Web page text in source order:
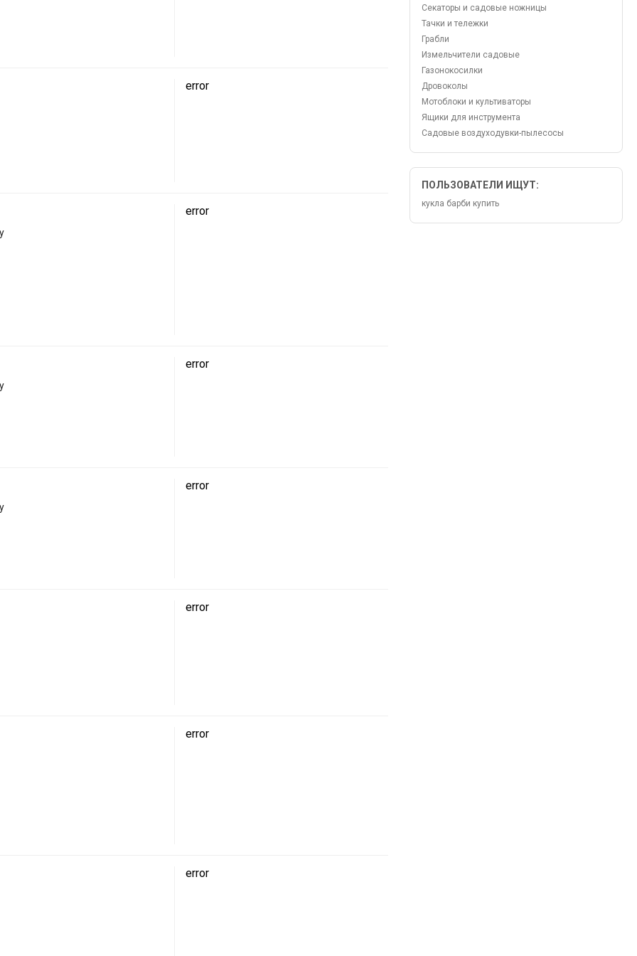
error
error
error
error
error
error
error
Секаторы и садовые ножницы
Тачки и тележки
Грабли
Измельчители садовые
Газонокосилки
Дровоколы
Мотоблоки и культиваторы
Ящики для инструмента
Садовые воздуходувки-пылесосы
ПОЛЬЗОВАТЕЛИ ИЩУТ:
кукла барби купить